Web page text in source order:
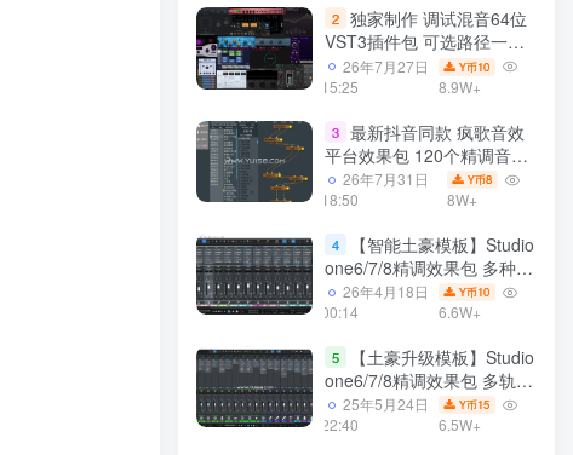
2 独家制作 调试混音64位
VST3插件包 可选路径一键
安装600个效果器合集v2.0
WiN 支持定制
26年7月27日
15:25
Y币10
8.9W+
3 最新抖音同款 疯歌音效
平台效果包 120个精调音效
包+软件自带170个音效
+600个插件 带安装教程全
26年7月31日
18:50
Y币8
8W+
4
【智能土豪模板】Studio
one6/7/8精调效果包 多种效
果模式可选 声卡调试好预设
模板 带插件全套文件
26年4月18日
00:14
Y币10
6.6W+
5
【土豪升级模板】Studio
one6/7/8精调效果包 多轨道
效果模式可选 声卡调试好预
设模板 带插件全套文件
25年5月24日
22:40
Y币15
6.5W+